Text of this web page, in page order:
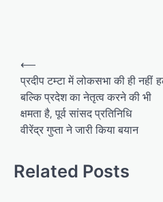
o
a
⟵
प्रदीप टम्टा में लोकसभा की ही नहीं
बल्कि प्रदेश का नेतृत्व करने की भी
क्षमता है, पूर्व सांसद प्रतिनिधि
वीरेंद्र गुप्ता ने जारी किया बयान
Related Posts